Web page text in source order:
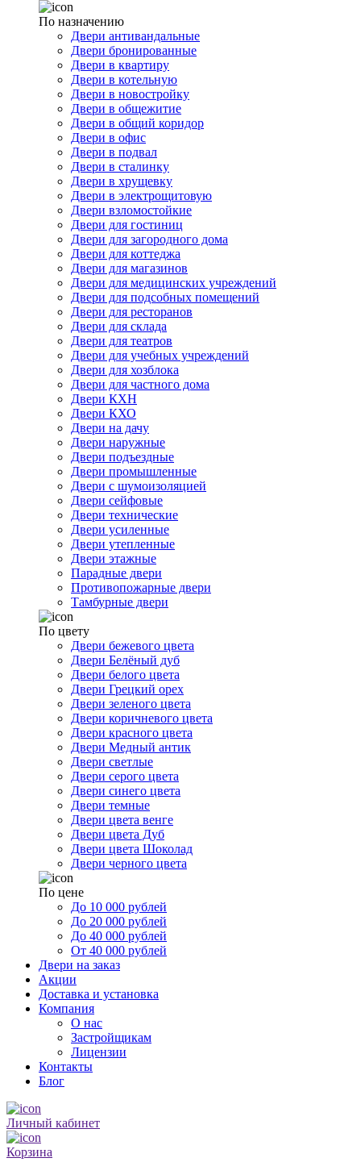
По назначению
Двери антивандальные
Двери бронированные
Двери в квартиру
Двери в котельную
Двери в новостройку
Двери в общежитие
Двери в общий коридор
Двери в офис
Двери в подвал
Двери в сталинку
Двери в хрущевку
Двери в электрощитовую
Двери взломостойкие
Двери для гостиниц
Двери для загородного дома
Двери для коттеджа
Двери для магазинов
Двери для медицинских учреждений
Двери для подсобных помещений
Двери для ресторанов
Двери для склада
Двери для театров
Двери для учебных учреждений
Двери для хозблока
Двери для частного дома
Двери КХН
Двери КХО
Двери на дачу
Двери наружные
Двери подъездные
Двери промышленные
Двери с шумоизоляцией
Двери сейфовые
Двери технические
Двери усиленные
Двери утепленные
Двери этажные
Парадные двери
Противопожарные двери
Тамбурные двери
По цвету
Двери бежевого цвета
Двери Белёный дуб
Двери белого цвета
Двери Грецкий орех
Двери зеленого цвета
Двери коричневого цвета
Двери красного цвета
Двери Медный антик
Двери светлые
Двери серого цвета
Двери синего цвета
Двери темные
Двери цвета венге
Двери цвета Дуб
Двери цвета Шоколад
Двери черного цвета
По цене
До 10 000 рублей
До 20 000 рублей
До 40 000 рублей
От 40 000 рублей
Двери на заказ
Акции
Доставка и установка
Компания
О нас
Застройщикам
Лицензии
Контакты
Блог
Личный кабинет
Корзина